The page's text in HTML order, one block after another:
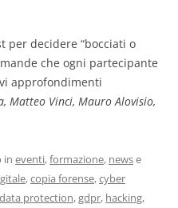
per decidere “bocciati o
che ogni partecipante
approfondimenti
Matteo Vinci, Mauro Alovisio,
in eventi,formazione, newse
,copia forense,cyber
data protection,gdpr, hacking,